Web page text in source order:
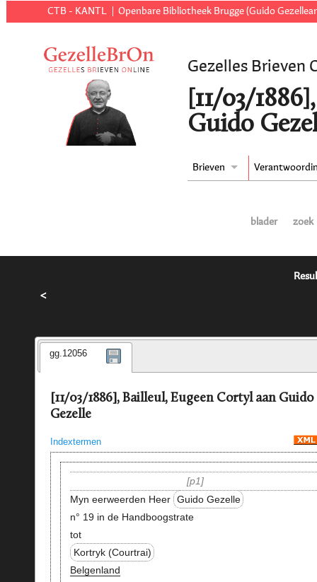
CTB - KANTL Openbare Bibliotheek Brugge (Guido
Gezelles Brieven
[11/03/
Guido
Brieven
blader zoek
<
gg.12056
[11/03/1886], Bailleul, Eugeen Cortyl aan Guido
Gezelle
Indextermen
p1
Myn eerweerden Heer Guido Gezelle
n° 19 in de Handboogstrate
tot
Kortryk (Courtrai)
Belgenland